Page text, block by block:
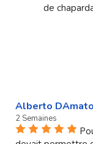
de
Alberto DAmato
2 Semaines